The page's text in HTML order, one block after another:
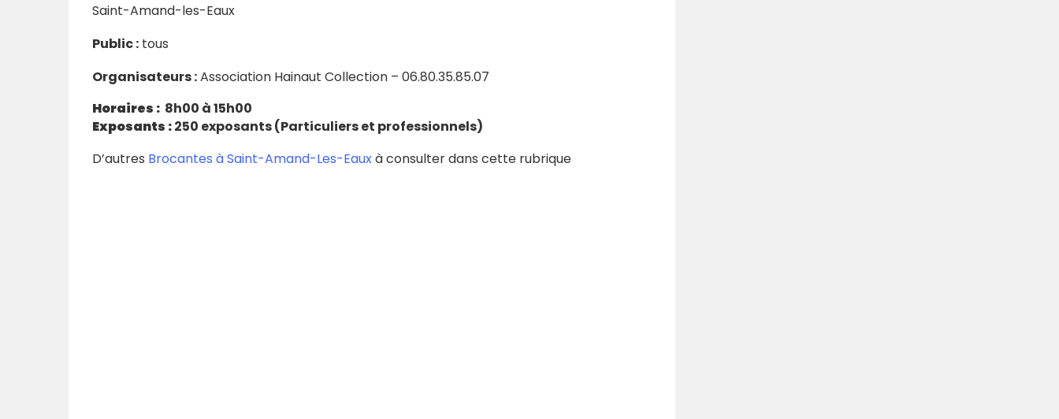
Saint-Amand-les-Eaux
Public : tous
Organisateurs :Association Hainaut Collection – 06.80.35.85.07
Horaires : 8h00 à 15h00
Exposants :250 exposants (Particuliers et professionnels)
D’autres Brocantes à Saint-Amand-Les-Eauxà consulter dans cette rubrique